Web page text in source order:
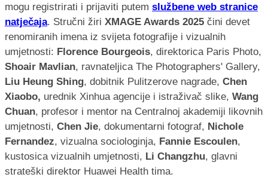
mogu registrirati i prijaviti putem službene web stranice
natječaja. Stručni žiri XMAGE Awards 2025 čini devet
renomiranih imena iz svijeta fotografije i vizualnih
umjetnosti: Florence Bourgeois, direktorica Paris Photo,
Shoair Mavlian, ravnateljica The Photographers' Gallery,
Liu Heung Shing, dobitnik Pulitzerove nagrade, Chen
Xiaobo, urednik Xinhua agencije i istraživač slike, Wang
Chuan, profesor i mentor na Centralnoj akademiji likovnih
umjetnosti, Chen Jie, dokumentarni fotograf, Nichole
Fernandez, vizualna sociologinja, Fannie Escoulen,
kustosica vizualnih umjetnosti, Li Changzhu, glavni
strateški direktor Huawei Health tima.